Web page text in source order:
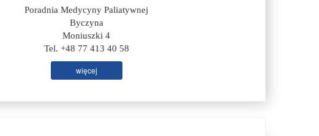
Poradnia Medycyny Paliatywnej
Byczyna
Moniuszki 4
Tel. +48 77 413 40 58
więcej